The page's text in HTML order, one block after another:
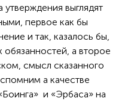
выглядят
первое как бы
и так, казалось бы,
а второе
смысл сказанного
а качестве
и «Эрбаса» на